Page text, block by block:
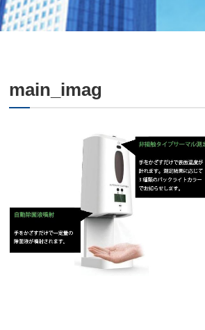
main_imag